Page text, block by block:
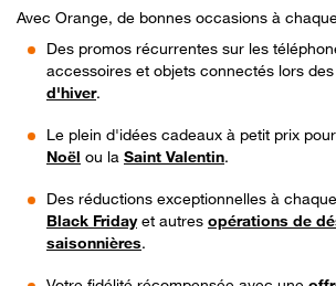
Avec Orange, de bonnes occasions à
Des promos récurrentes sur les
accessoires et objets connectés lors des
d'hiver.
Le plein d'idées cadeaux à petit prix
Noël ou la Saint Valentin.
Des réductions exceptionnelles à
Black Fridayet autres opérations de
saisonnières.